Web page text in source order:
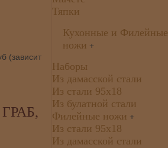
(зависит
Тяпки
Кухонные и Филейные
ножи +
Наборы
Из дамасской стали
Из стали 95х18
Из булатной стали
Филейные ножи +
Из стали 95х18
Из дамасской стали